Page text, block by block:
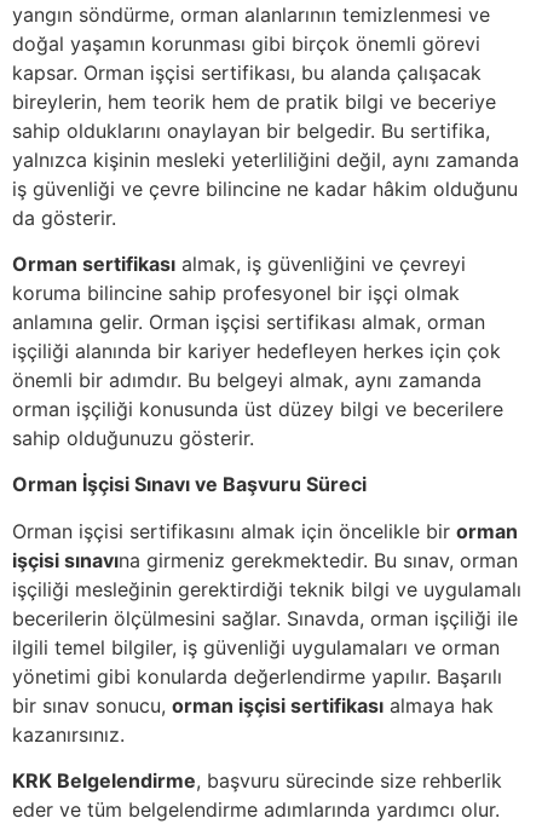
yangın söndürme, orman alanlarının temizlenmesi ve
doğal yaşamın korunması gibi birçok önemli görevi
kapsar. Orman işçisi sertifikası, bu alanda çalışacak
bireylerin, hem teorik hem de pratik bilgi ve beceriye
sahip olduklarını onaylayan bir belgedir. Bu sertifika,
yalnızca kişinin mesleki yeterliliğini değil, aynı zamanda
iş güvenliği ve çevre bilincine ne kadar hâkim olduğunu
da gösterir.
Orman sertifikası almak, iş güvenliğini ve çevreyi
koruma bilincine sahip profesyonel bir işçi olmak
anlamına gelir. Orman işçisi sertifikası almak, orman
işçiliği alanında bir kariyer hedefleyen herkes için çok
önemli bir adımdır. Bu belgeyi almak, aynı zamanda
orman işçiliği konusunda üst düzey bilgi ve becerilere
sahip olduğunuzu gösterir.
Orman İşçisi Sınavı ve Başvuru Süreci
Orman işçisi sertifikasını almak için öncelikle bir orman
işçisi sınavına girmeniz gerekmektedir. Bu sınav, orman
işçiliği mesleğinin gerektirdiği teknik bilgi ve uygulamalı
becerilerin ölçülmesini sağlar. Sınavda, orman işçiliği ile
ilgili temel bilgiler, iş güvenliği uygulamaları ve orman
yönetimi gibi konularda değerlendirme yapılır. Başarılı
bir sınav sonucu, orman işçisi sertifikası almaya hak
kazanırsınız.
KRK Belgelendirme, başvuru sürecinde size rehberlik
eder ve tüm belgelendirme adımlarında yardımcı olur.